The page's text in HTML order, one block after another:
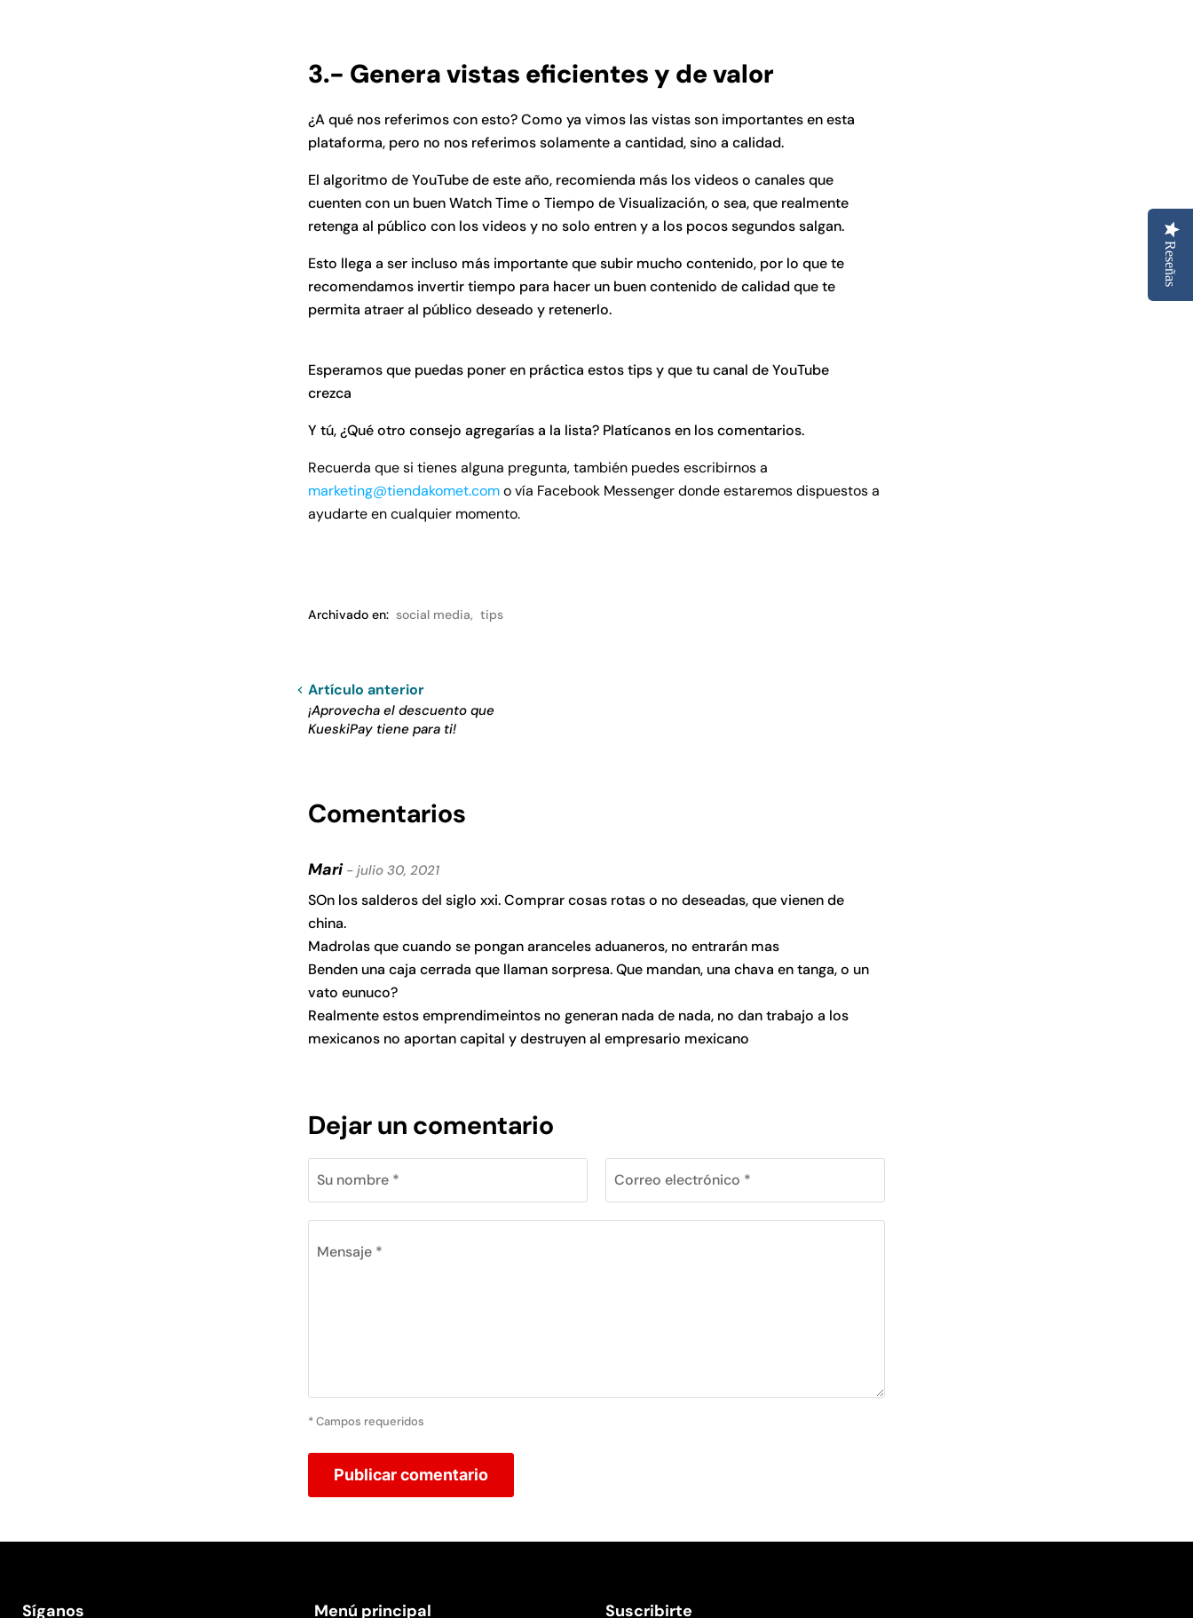
3.- Genera vistas eficientes y de valor
¿A qué nos referimos con esto? Como ya vimos las vistas son importantes en esta
plataforma, pero no nos referimos solamente a cantidad, sino a calidad.
El algoritmo de YouTube de este año, recomienda más los videos o canales que
cuenten con un buen Watch Time o Tiempo de Visualización, o sea, que realmente
retenga al público con los videos y no solo entren y a los pocos segundos salgan.
Esto llega a ser incluso más importante que subir mucho contenido, por lo que te
recomendamos invertir tiempo para hacer un buen contenido de calidad que te
permita atraer al público deseado y retenerlo.
Esperamos que puedas poner en práctica estos tips y que tu canal de YouTube
crezca
Y tú, ¿Qué otro consejo agregarías a la lista? Platícanos en los comentarios.
Recuerda que si tienes alguna pregunta, también puedes escribirnos a
marketing@tiendakomet.como vía Facebook Messenger donde estaremos dispuestos a
ayudarte en cualquier momento.
Archivado en: social media, tips
Artículo anterior
¡Aprovecha el descuento que
KueskiPay tiene para ti!
Comentarios
Mari- julio 30, 2021
SOn los salderos del siglo xxi. Comprar cosas rotas o no deseadas, que vienen de
china.
Madrolas que cuando se pongan aranceles aduaneros, no entrarán mas
Benden una caja cerrada que llaman sorpresa. Que mandan, una chava en tanga, o un
vato eunuco?
Realmente estos emprendimeintos no generan nada de nada, no dan trabajo a los
mexicanos no aportan capital y destruyen al empresario mexicano
Dejar un comentario
Su nombre * Correo electrónico *
Mensaje *
* Campos requeridos
Publicar comentario
Síganos Menú principal Suscribirte
Reseñas